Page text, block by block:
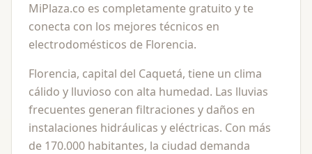
MiPlaza.co es completamente gratuito y te
conecta con los mejores técnicos en
electrodomésticos de Florencia.
Florencia, capital del Caquetá, tiene un clima
cálido y lluvioso con alta humedad. Las lluvias
frecuentes generan filtraciones y daños en
instalaciones hidráulicas y eléctricas. Con más
de 170.000 habitantes, la ciudad demanda